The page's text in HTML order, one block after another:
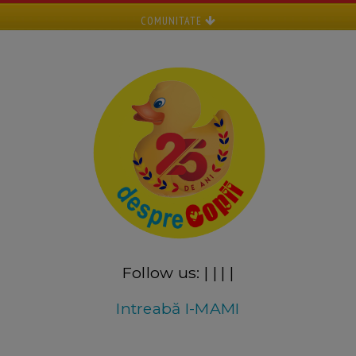
COMUNITATE
Follow us: | | | |
Intreabă I-MAMI